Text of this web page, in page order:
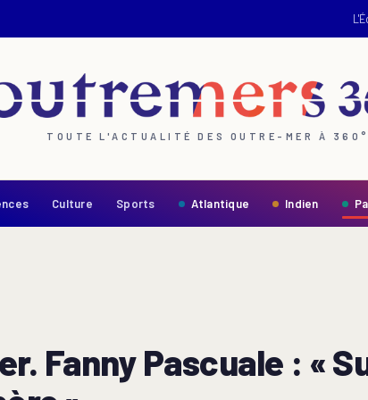
TOUTE L'ACTUALITÉ DES OUTRE-MER À 360°
Culture Sports Atlantique Indien
Fanny Pascuale : «